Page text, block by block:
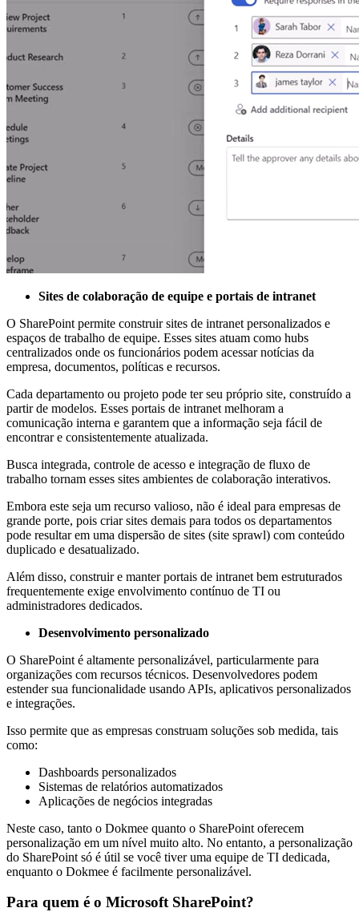
Sites de colaboração de equipe e portais de intranet
O SharePoint permite construir sites de intranet personalizados e
espaços de trabalho de equipe. Esses sites atuam como hubs
centralizados onde os funcionários podem acessar notícias da
empresa, documentos, políticas e recursos.
Cada departamento ou projeto pode ter seu próprio site, construído a
partir de modelos. Esses portais de intranet melhoram a
comunicação interna e garantem que a informação seja fácil de
encontrar e consistentemente atualizada.
Busca integrada, controle de acesso e integração de fluxo de
trabalho tornam esses sites ambientes de colaboração interativos.
Embora este seja um recurso valioso, não é ideal para empresas de
grande porte, pois criar sites demais para todos os departamentos
pode resultar em uma dispersão de sites (site sprawl) com conteúdo
duplicado e desatualizado.
Além disso, construir e manter portais de intranet bem estruturados
frequentemente exige envolvimento contínuo de TI ou
administradores dedicados.
Desenvolvimento personalizado
O SharePoint é altamente personalizável, particularmente para
organizações com recursos técnicos. Desenvolvedores podem
estender sua funcionalidade usando APIs, aplicativos personalizados
e integrações.
Isso permite que as empresas construam soluções sob medida, tais
como:
Dashboards personalizados
Sistemas de relatórios automatizados
Aplicações de negócios integradas
Neste caso, tanto o Dokmee quanto o SharePoint oferecem
personalização em um nível muito alto. No entanto, a personalização
do SharePoint só é útil se você tiver uma equipe de TI dedicada,
enquanto o Dokmee é facilmente personalizável.
Para quem é o Microsoft SharePoint?